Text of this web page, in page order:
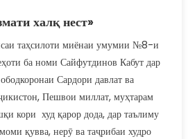
халқ нест»
таҳсилоти миёнаи умумии №8-и
ба номи Сайфутдинов Кабут дар
Сардори давлат ва
Пешвои миллат, муҳтарам
кори худ қарор дода, дар таълиму
қувва, нерӯ ва таҷрибаи худро